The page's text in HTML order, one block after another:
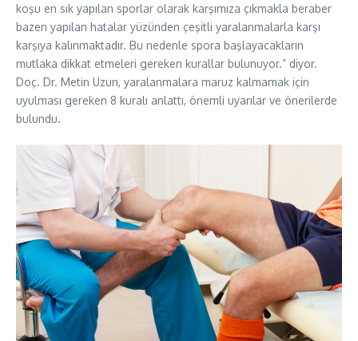
koşu en sık yapılan sporlar olarak karşımıza çıkmakla beraber
bazen yapılan hatalar yüzünden çeşitli yaralanmalarla karşı
karşıya kalınmaktadır. Bu nedenle spora başlayacakların
mutlaka dikkat etmeleri gereken kurallar bulunuyor.” diyor.
Doç. Dr. Metin Uzun, yaralanmalara maruz kalmamak için
uyulması gereken 8 kuralı anlattı, önemli uyarılar ve önerilerde
bulundu.